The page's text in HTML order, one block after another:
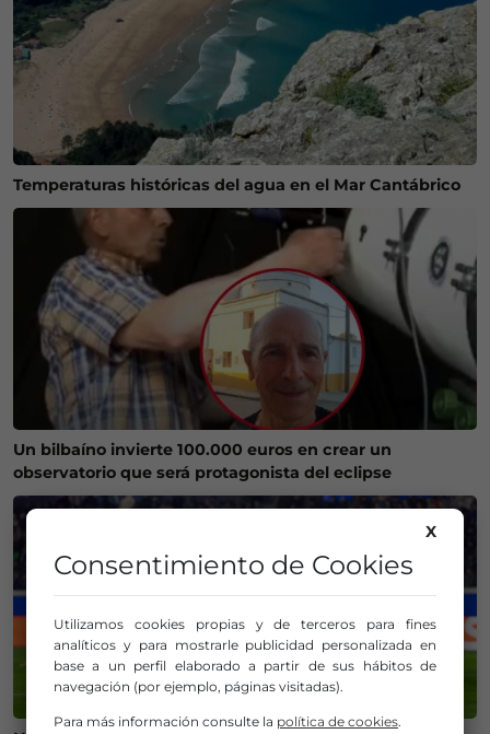
Temperaturas históricas del agua en el Mar Cantábrico
Un bilbaíno invierte 100.000 euros en crear un
observatorio que será protagonista del eclipse
X
Consentimiento de Cookies
Utilizamos cookies propias y de terceros para fines
analíticos y para mostrarle publicidad personalizada en
base a un perfil elaborado a partir de sus hábitos de
navegación (por ejemplo, páginas visitadas).
Para más información consulte la política de cookies.